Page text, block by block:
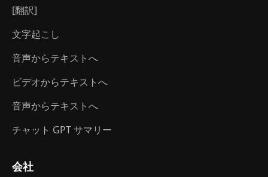
[翻訳]
文字起こし
音声からテキストへ
ビデオからテキストへ
音声からテキストへ
チャット GPT サマリー
会社